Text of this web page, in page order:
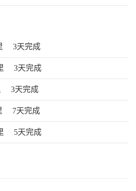
3天完成
3天完成
3天完成
7天完成
5天完成